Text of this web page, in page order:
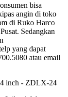
bisa
angin di toko
di Ruko Harco
Sedangkan
yang dapat
atau email